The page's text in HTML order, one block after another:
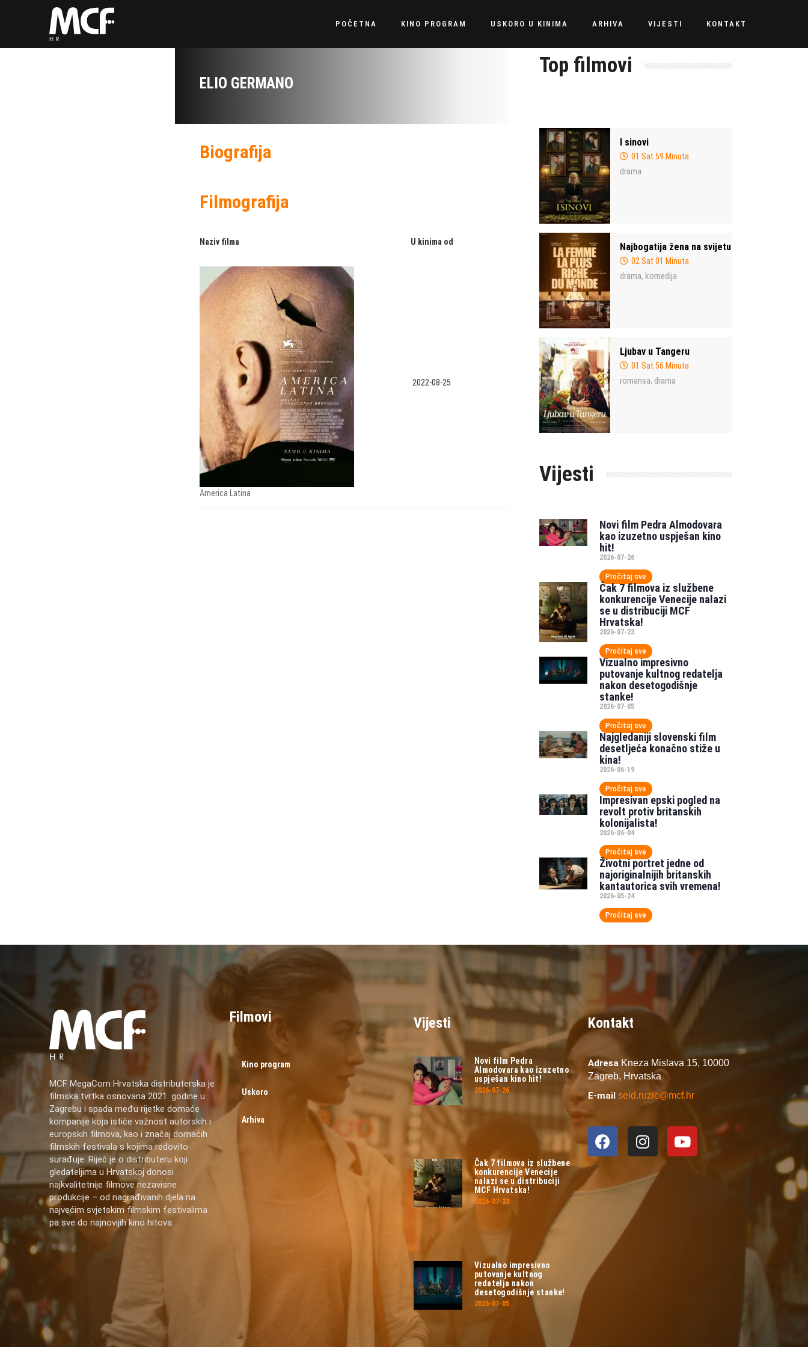
POČETNA KINO PROGRAM USKORO U KINIMA ARHIVA VIJESTI KONTAKT
ELIO GERMANO
Biografija
Filmografija
Naziv filma U kinima od
America Latina
2022-08-25
Top filmovi
I sinovi
01 Sat 59 Minuta
drama
Najbogatija žena na svijetu
02 Sat 01 Minuta
drama, komedija
Ljubav u Tangeru
01 Sat 56 Minuta
romansa, drama
Vijesti
Novi film Pedra Almodovara
kao izuzetno uspješan kino
hit!
2026-07-26
Pročitaj sve
Čak 7 filmova iz službene
konkurencije Venecije nalazi
se u distribuciji MCF
Hrvatska!
2026-07-23
Pročitaj sve
Vizualno impresivno
putovanje kultnog redatelja
nakon desetogodišnje
stanke!
2026-07-05
Pročitaj sve
Najgledaniji slovenski film
desetljeća konačno stiže u
kina!
2026-06-19
Pročitaj sve
Impresivan epski pogled na
revolt protiv britanskih
kolonijalista!
2026-06-04
Pročitaj sve
Životni portret jedne od
najoriginalnijih britanskih
kantautorica svih vremena!
2026-05-24
Pročitaj sve
MCF MegaCom Hrvatska distributerska je
filmska tvrtka osnovana 2021. godine u
Zagrebu i spada među rijetke domaće
kompanije koja ističe važnost autorskih i
europskih filmova, kao i značaj domaćih
filmskih festivala s kojima redovito
surađuje. Riječ je o distributeru koji
gledateljima u Hrvatskoj donosi
najkvalitetnije filmove nezavisne
produkcije – od nagrađivanih djela na
najvećim svjetskim filmskim festivalima
pa sve do najnovijih kino hitova.
Filmovi
Kino program
Uskoro
Arhiva
Vijesti
Novi film Pedra
Almodovara kao izuzetno
uspješan kino hit!
2026-07-26
Čak 7 filmova iz službene
konkurencije Venecije
nalazi se u distribuciji
MCF Hrvatska!
2026-07-23
Vizualno impresivno
putovanje kultnog
redatelja nakon
desetogodišnje stanke!
2026-07-05
Kontakt
Adresa Kneza Mislava 15, 10000
Zagreb, Hrvatska
E-mail seid.ruzic@mcf.hr